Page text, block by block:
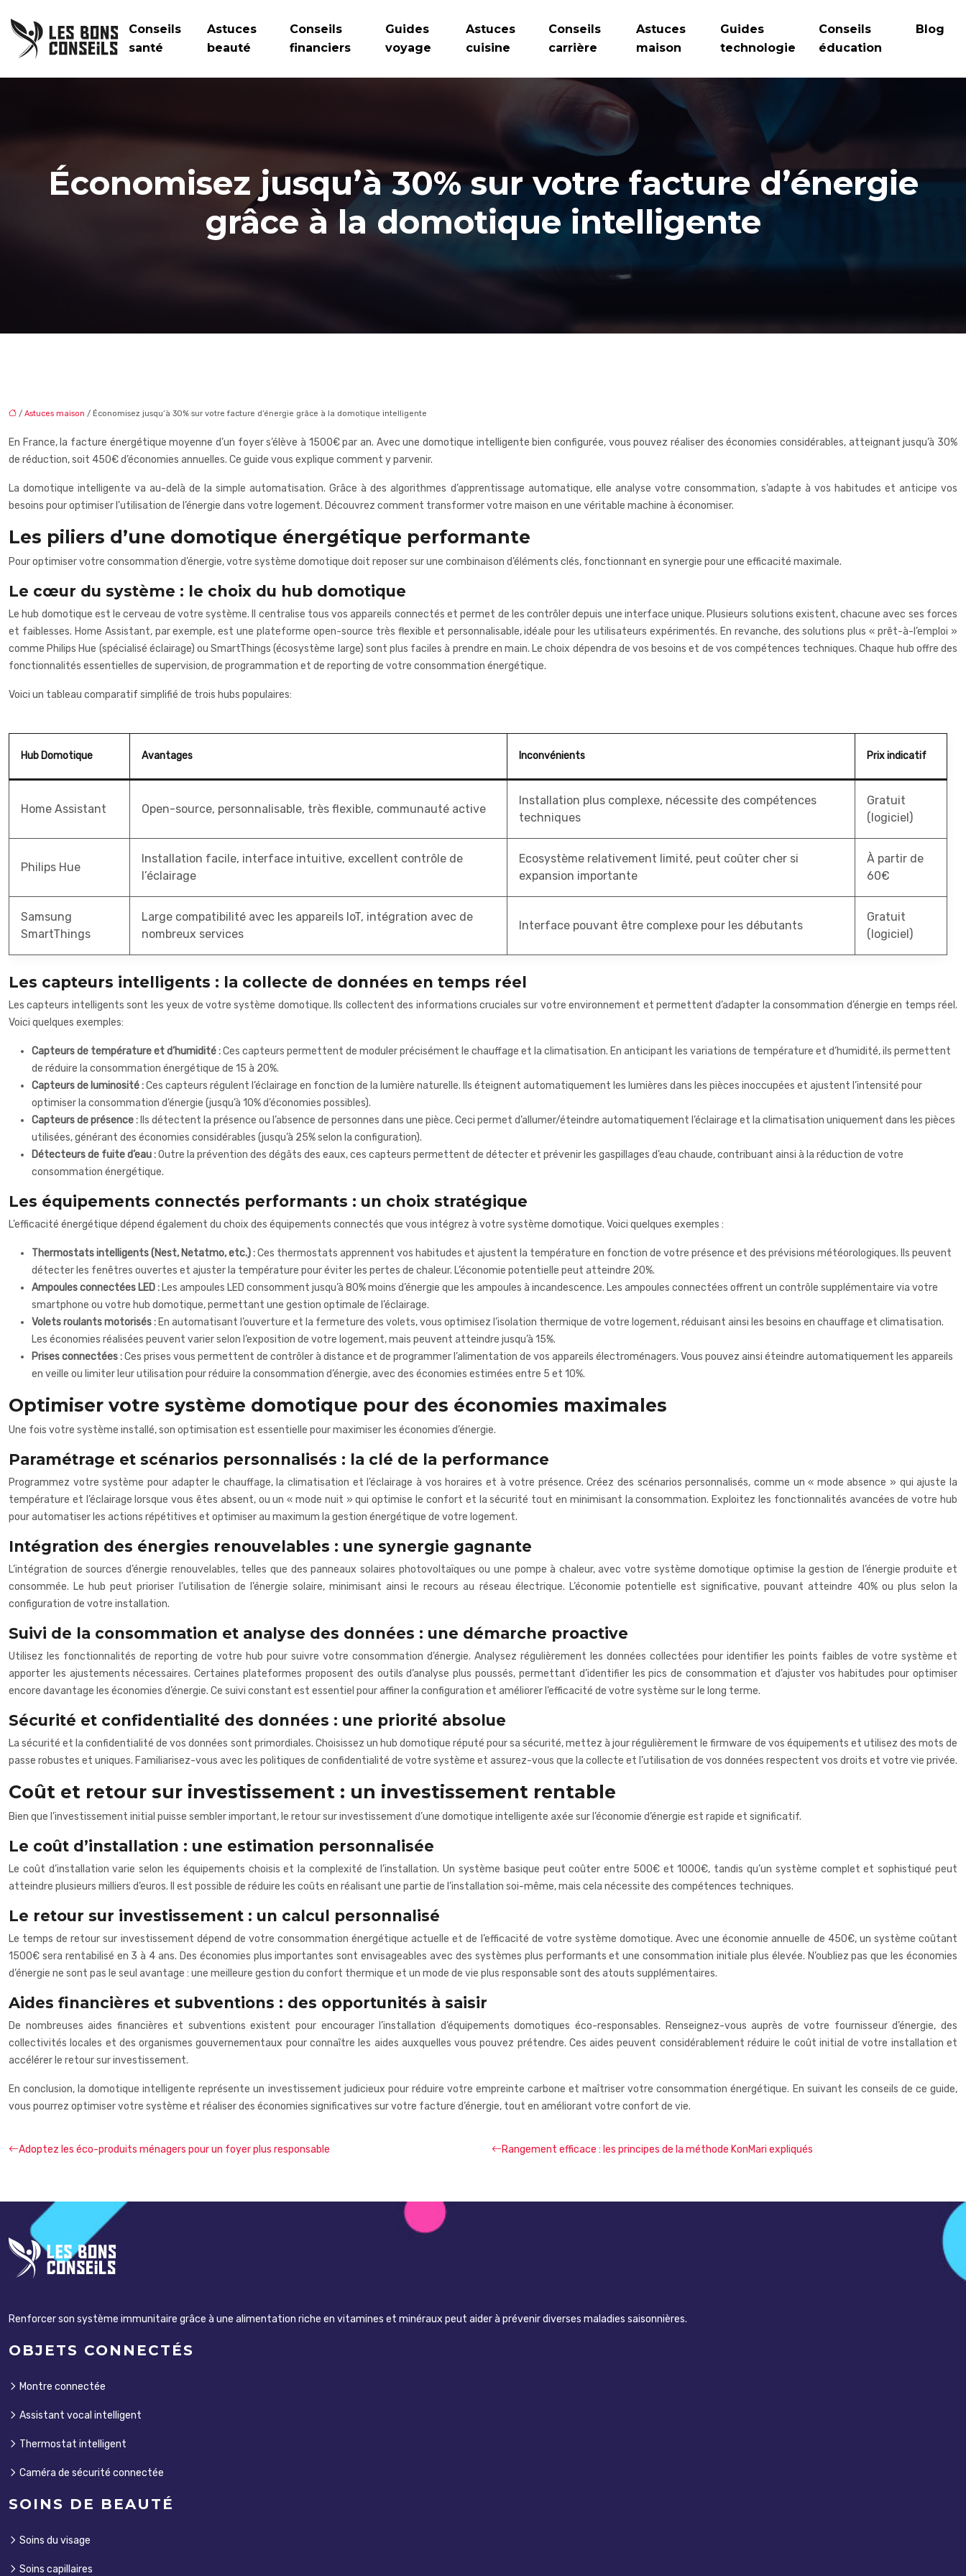
Conseils
santé
Astuces
beauté
Conseils
financiers
Guides
voyage
Astuces
cuisine
Conseils
carrière
Astuces
maison
Guides
technologie
Conseils
éducation
Blog
Économisez jusqu’à 30% sur votre facture d’énergie
grâce à la domotique intelligente
/ Astuces maison / Économisez jusqu’à 30% sur votre facture d’énergie grâce à la domotique intelligente
En France, la facture énergétique moyenne d’un foyer s’élève à 1500€ par an. Avec une domotique intelligente bien configurée, vous pouvez réaliser des économies considérables, atteignant jusqu’à 30%
de réduction, soit 450€ d’économies annuelles. Ce guide vous explique comment y parvenir.
La domotique intelligente va au-delà de la simple automatisation. Grâce à des algorithmes d’apprentissage automatique, elle analyse votre consommation, s’adapte à vos habitudes et anticipe vos
besoins pour optimiser l’utilisation de l’énergie dans votre logement. Découvrez comment transformer votre maison en une véritable machine à économiser.
Les piliers d’une domotique énergétique performante
Pour optimiser votre consommation d’énergie, votre système domotique doit reposer sur une combinaison d’éléments clés, fonctionnant en synergie pour une efficacité maximale.
Le cœur du système : le choix du hub domotique
Le hub domotique est le cerveau de votre système. Il centralise tous vos appareils connectés et permet de les contrôler depuis une interface unique. Plusieurs solutions existent, chacune avec ses forces
et faiblesses. Home Assistant, par exemple, est une plateforme open-source très flexible et personnalisable, idéale pour les utilisateurs expérimentés. En revanche, des solutions plus « prêt-à-l’emploi »
comme Philips Hue (spécialisé éclairage) ou SmartThings (écosystème large) sont plus faciles à prendre en main. Le choix dépendra de vos besoins et de vos compétences techniques. Chaque hub offre des
fonctionnalités essentielles de supervision, de programmation et de reporting de votre consommation énergétique.
Voici un tableau comparatif simplifié de trois hubs populaires:
Hub Domotique Avantages Inconvénients Prix indicatif
Home Assistant Open-source, personnalisable, très flexible, communauté active
Installation plus complexe, nécessite des compétences
techniques
Gratuit
(logiciel)
Philips Hue
Installation facile, interface intuitive, excellent contrôle de
l’éclairage
Ecosystème relativement limité, peut coûter cher si
expansion importante
À partir de
60€
Samsung
SmartThings
Large compatibilité avec les appareils IoT, intégration avec de
nombreux services
Interface pouvant être complexe pour les débutants
Gratuit
(logiciel)
Les capteurs intelligents : la collecte de données en temps réel
Les capteurs intelligents sont les yeux de votre système domotique. Ils collectent des informations cruciales sur votre environnement et permettent d’adapter la consommation d’énergie en temps réel.
Voici quelques exemples:
Capteurs de température et d’humidité :Ces capteurs permettent de moduler précisément le chauffage et la climatisation. En anticipant les variations de température et d’humidité, ils permettent
de réduire la consommation énergétique de 15 à 20%.
Capteurs de luminosité :Ces capteurs régulent l’éclairage en fonction de la lumière naturelle. Ils éteignent automatiquement les lumières dans les pièces inoccupées et ajustent l’intensité pour
optimiser la consommation d’énergie (jusqu’à 10% d’économies possibles).
Capteurs de présence : Ils détectent la présence ou l’absence de personnes dans une pièce. Ceci permet d’allumer/éteindre automatiquement l’éclairage et la climatisation uniquement dans les pièces
utilisées, générant des économies considérables (jusqu’à 25% selon la configuration).
Détecteurs de fuite d’eau :Outre la prévention des dégâts des eaux, ces capteurs permettent de détecter et prévenir les gaspillages d’eau chaude, contribuant ainsi à la réduction de votre
consommation énergétique.
Les équipements connectés performants : un choix stratégique
L’efficacité énergétique dépend également du choix des équipements connectés que vous intégrez à votre système domotique. Voici quelques exemples :
Thermostats intelligents (Nest, Netatmo, etc.) :Ces thermostats apprennent vos habitudes et ajustent la température en fonction de votre présence et des prévisions météorologiques. Ils peuvent
détecter les fenêtres ouvertes et ajuster la température pour éviter les pertes de chaleur. L’économie potentielle peut atteindre 20%.
Ampoules connectées LED : Les ampoules LED consomment jusqu’à 80% moins d’énergie que les ampoules à incandescence. Les ampoules connectées offrent un contrôle supplémentaire via votre
smartphone ou votre hub domotique, permettant une gestion optimale de l’éclairage.
Volets roulants motorisés : En automatisant l’ouverture et la fermeture des volets, vous optimisez l’isolation thermique de votre logement, réduisant ainsi les besoins en chauffage et climatisation.
Les économies réalisées peuvent varier selon l’exposition de votre logement, mais peuvent atteindre jusqu’à 15%.
Prises connectées :Ces prises vous permettent de contrôler à distance et de programmer l’alimentation de vos appareils électroménagers. Vous pouvez ainsi éteindre automatiquement les appareils
en veille ou limiter leur utilisation pour réduire la consommation d’énergie, avec des économies estimées entre 5 et 10%.
Optimiser votre système domotique pour des économies maximales
Une fois votre système installé, son optimisation est essentielle pour maximiser les économies d’énergie.
Paramétrage et scénarios personnalisés : la clé de la performance
Programmez votre système pour adapter le chauffage, la climatisation et l’éclairage à vos horaires et à votre présence. Créez des scénarios personnalisés, comme un « mode absence » qui ajuste la
température et l’éclairage lorsque vous êtes absent, ou un « mode nuit » qui optimise le confort et la sécurité tout en minimisant la consommation. Exploitez les fonctionnalités avancées de votre hub
pour automatiser les actions répétitives et optimiser au maximum la gestion énergétique de votre logement.
Intégration des énergies renouvelables : une synergie gagnante
L’intégration de sources d’énergie renouvelables, telles que des panneaux solaires photovoltaïques ou une pompe à chaleur, avec votre système domotique optimise la gestion de l’énergie produite et
consommée. Le hub peut prioriser l’utilisation de l’énergie solaire, minimisant ainsi le recours au réseau électrique. L’économie potentielle est significative, pouvant atteindre 40% ou plus selon la
configuration de votre installation.
Suivi de la consommation et analyse des données : une démarche proactive
Utilisez les fonctionnalités de reporting de votre hub pour suivre votre consommation d’énergie. Analysez régulièrement les données collectées pour identifier les points faibles de votre système et
apporter les ajustements nécessaires. Certaines plateformes proposent des outils d’analyse plus poussés, permettant d’identifier les pics de consommation et d’ajuster vos habitudes pour optimiser
encore davantage les économies d’énergie. Ce suivi constant est essentiel pour affiner la configuration et améliorer l’efficacité de votre système sur le long terme.
Sécurité et confidentialité des données : une priorité absolue
La sécurité et la confidentialité de vos données sont primordiales. Choisissez un hub domotique réputé pour sa sécurité, mettez à jour régulièrement le firmware de vos équipements et utilisez des mots de
passe robustes et uniques. Familiarisez-vous avec les politiques de confidentialité de votre système et assurez-vous que la collecte et l’utilisation de vos données respectent vos droits et votre vie privée.
Coût et retour sur investissement : un investissement rentable
Bien que l’investissement initial puisse sembler important, le retour sur investissement d’une domotique intelligente axée sur l’économie d’énergie est rapide et significatif.
Le coût d’installation : une estimation personnalisée
Le coût d’installation varie selon les équipements choisis et la complexité de l’installation. Un système basique peut coûter entre 500€ et 1000€, tandis qu’un système complet et sophistiqué peut
atteindre plusieurs milliers d’euros. Il est possible de réduire les coûts en réalisant une partie de l’installation soi-même, mais cela nécessite des compétences techniques.
Le retour sur investissement : un calcul personnalisé
Le temps de retour sur investissement dépend de votre consommation énergétique actuelle et de l’efficacité de votre système domotique. Avec une économie annuelle de 450€, un système coûtant
1500€ sera rentabilisé en 3 à 4 ans. Des économies plus importantes sont envisageables avec des systèmes plus performants et une consommation initiale plus élevée. N’oubliez pas que les économies
d’énergie ne sont pas le seul avantage : une meilleure gestion du confort thermique et un mode de vie plus responsable sont des atouts supplémentaires.
Aides financières et subventions : des opportunités à saisir
De nombreuses aides financières et subventions existent pour encourager l’installation d’équipements domotiques éco-responsables. Renseignez-vous auprès de votre fournisseur d’énergie, des
collectivités locales et des organismes gouvernementaux pour connaître les aides auxquelles vous pouvez prétendre. Ces aides peuvent considérablement réduire le coût initial de votre installation et
accélérer le retour sur investissement.
En conclusion, la domotique intelligente représente un investissement judicieux pour réduire votre empreinte carbone et maîtriser votre consommation énergétique. En suivant les conseils de ce guide,
vous pourrez optimiser votre système et réaliser des économies significatives sur votre facture d’énergie, tout en améliorant votre confort de vie.
Adoptez les éco-produits ménagers pour un foyer plus responsable Rangement efficace : les principes de la méthode KonMari expliqués
Renforcer son système immunitaire grâce à une alimentation riche en vitamines et minéraux peut aider à prévenir diverses maladies saisonnières.
OBJETS CONNECTÉS
Montre connectée
Assistant vocal intelligent
Thermostat intelligent
Caméra de sécurité connectée
SOINS DE BEAUTÉ
Soins du visage
Soins capillaires